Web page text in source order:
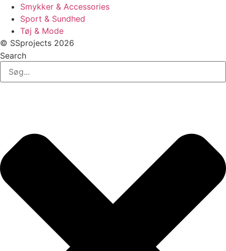
Smykker & Accessories
Sport & Sundhed
Tøj & Mode
© SSprojects 2026
Search